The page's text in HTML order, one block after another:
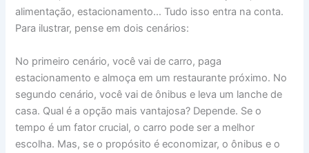
alimentação, estacionamento… Tudo isso entra na conta.
Para ilustrar, pense em dois cenários:
No primeiro cenário, você vai de carro, paga
estacionamento e almoça em um restaurante próximo. No
segundo cenário, você vai de ônibus e leva um lanche de
casa. Qual é a opção mais vantajosa? Depende. Se o
tempo é um fator crucial, o carro pode ser a melhor
escolha. Mas, se o propósito é economizar, o ônibus e o